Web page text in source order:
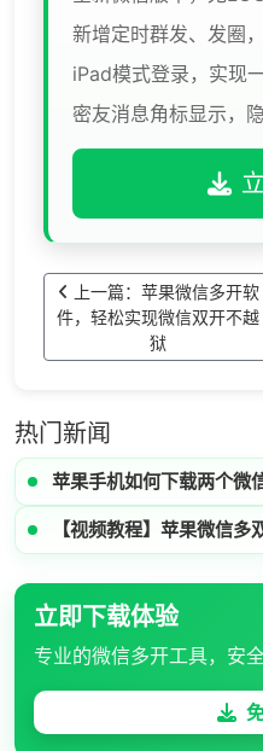
新增定时群发、发圈
iPad模式登录，实现
密友消息角标显示，
上一篇：苹果微信多开软
件，轻松实现微信双开不越
狱
热门新闻
苹果手机如何下载两个微
【视频教程】苹果微信多
立即下载体验
专业的微信多开工具，安